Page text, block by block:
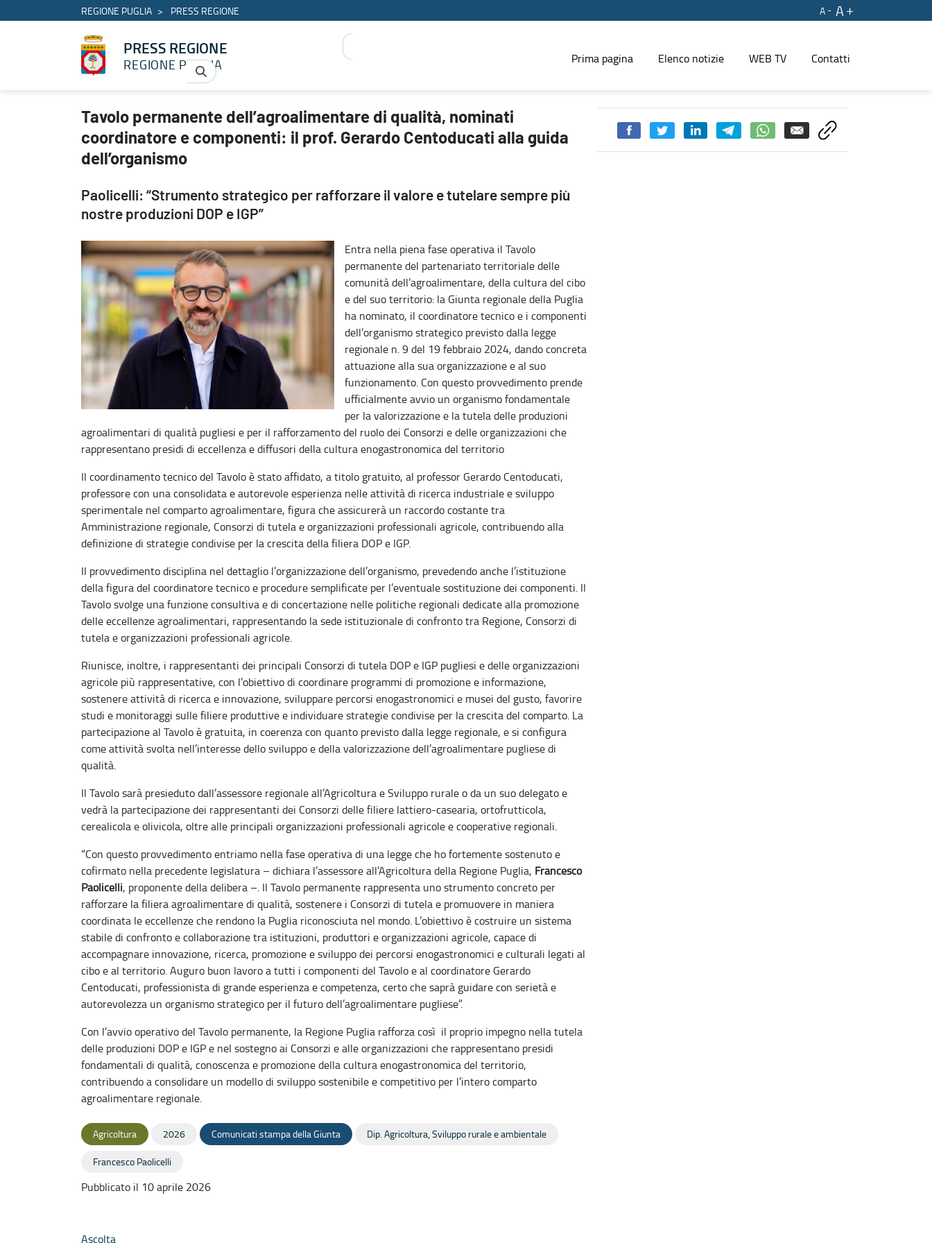
REGIONE PUGLIA PRESS REGIONE A
A
PRESS REGIONE
REGIONE PUGLIA Prima pagina Elenco notizie WEB TV Contatti
Tavolo permanente dell’agroalimentare di qualità, nominati coordinatore e componenti: il prof. Gerardo Centoducati alla guida dell’organismo - PRESS REGIONE
Tavolo permanente dell’agroalimentare di qualità, nominati
coordinatore e componenti: il prof. Gerardo Centoducati alla guida
dell’organismo
Paolicelli: “Strumento strategico per rafforzare il valore e tutelare sempre più
nostre produzioni DOP e IGP”
Entra nella piena fase operativa il Tavolo
permanente del partenariato territoriale delle
comunità dell’agroalimentare, della cultura del cibo
e del suo territorio: la Giunta regionale della Puglia
ha nominato, il coordinatore tecnico e i componenti
dell’organismo strategico previsto dalla legge
regionale n. 9 del 19 febbraio 2024, dando concreta
attuazione alla sua organizzazione e al suo
funzionamento. Con questo provvedimento prende
ufficialmente avvio un organismo fondamentale
per la valorizzazione e la tutela delle produzioni
agroalimentari di qualità pugliesi e per il rafforzamento del ruolo dei Consorzi e delle organizzazioni che
rappresentano presidi di eccellenza e diffusori della cultura enogastronomica del territorio
Il coordinamento tecnico del Tavolo è stato affidato, a titolo gratuito, al professor Gerardo Centoducati,
professore con una consolidata e autorevole esperienza nelle attività di ricerca industriale e sviluppo
sperimentale nel comparto agroalimentare, figura che assicurerà un raccordo costante tra
Amministrazione regionale, Consorzi di tutela e organizzazioni professionali agricole, contribuendo alla
definizione di strategie condivise per la crescita della filiera DOP e IGP.
Il provvedimento disciplina nel dettaglio l’organizzazione dell’organismo, prevedendo anche l’istituzione
della figura del coordinatore tecnico e procedure semplificate per l’eventuale sostituzione dei componenti. Il
Tavolo svolge una funzione consultiva e di concertazione nelle politiche regionali dedicate alla promozione
delle eccellenze agroalimentari, rappresentando la sede istituzionale di confronto tra Regione, Consorzi di
tutela e organizzazioni professionali agricole.
Riunisce, inoltre, i rappresentanti dei principali Consorzi di tutela DOP e IGP pugliesi e delle organizzazioni
agricole più rappresentative, con l’obiettivo di coordinare programmi di promozione e informazione,
sostenere attività di ricerca e innovazione, sviluppare percorsi enogastronomici e musei del gusto, favorire
studi e monitoraggi sulle filiere produttive e individuare strategie condivise per la crescita del comparto. La
partecipazione al Tavolo è gratuita, in coerenza con quanto previsto dalla legge regionale, e si configura
come attività svolta nell’interesse dello sviluppo e della valorizzazione dell’agroalimentare pugliese di
qualità.
Il Tavolo sarà presieduto dall’assessore regionale all’Agricoltura e Sviluppo rurale o da un suo delegato e
vedrà la partecipazione dei rappresentanti dei Consorzi delle filiere lattiero-casearia, ortofrutticola,
cerealicola e olivicola, oltre alle principali organizzazioni professionali agricole e cooperative regionali.
“Con questo provvedimento entriamo nella fase operativa di una legge che ho fortemente sostenuto e
cofirmato nella precedente legislatura – dichiara l’assessore all’Agricoltura della Regione Puglia, Francesco
Paolicelli, proponente della delibera –. Il Tavolo permanente rappresenta uno strumento concreto per
rafforzare la filiera agroalimentare di qualità, sostenere i Consorzi di tutela e promuovere in maniera
coordinata le eccellenze che rendono la Puglia riconosciuta nel mondo. L’obiettivo è costruire un sistema
stabile di confronto e collaborazione tra istituzioni, produttori e organizzazioni agricole, capace di
accompagnare innovazione, ricerca, promozione e sviluppo dei percorsi enogastronomici e culturali legati al
cibo e al territorio. Auguro buon lavoro a tutti i componenti del Tavolo e al coordinatore Gerardo
Centoducati, professionista di grande esperienza e competenza, certo che saprà guidare con serietà e
autorevolezza un organismo strategico per il futuro dell’agroalimentare pugliese”.
Con l’avvio operativo del Tavolo permanente, la Regione Puglia rafforza così il proprio impegno nella tutela
delle produzioni DOP e IGP e nel sostegno ai Consorzi e alle organizzazioni che rappresentano presidi
fondamentali di qualità, conoscenza e promozione della cultura enogastronomica del territorio,
contribuendo a consolidare un modello di sviluppo sostenibile e competitivo per l’intero comparto
agroalimentare regionale.
Agricoltura 2026 Comunicati stampa della Giunta Dip. Agricoltura, Sviluppo rurale e ambientale
Francesco Paolicelli
Pubblicato il 10 aprile 2026
Ascolta